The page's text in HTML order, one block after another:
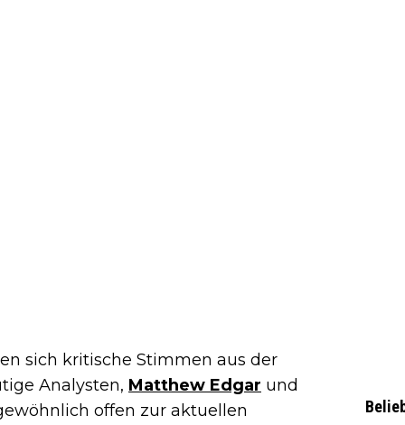
sich kritische Stimmen aus der
Analysten, Matthew Edgar und
offen zur aktuellen